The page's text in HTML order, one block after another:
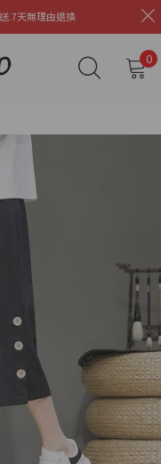
.7天無理由退換
0